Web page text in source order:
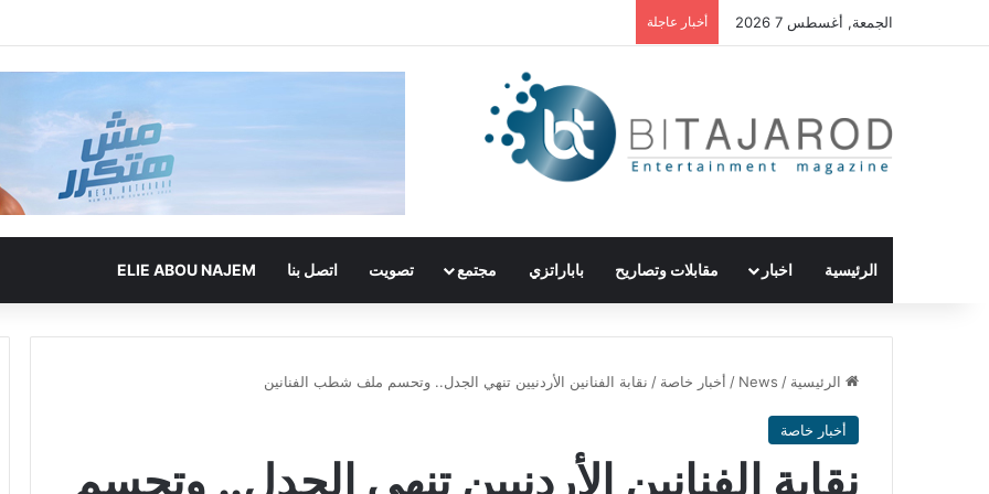
الجمعة, أغسطس 7 2026 أخبار عاجلة
الرئيسية اخبار مقابلات وتصاريح باباراتزي مجتمع تصويت اتصل بنا ELIE ABOU NAJEM
الرئيسية /
News
/ أخبار خاصة / نقابة الفنانين الأردنيين تنهي الجدل.. وتحسم ملف شطب الفنانين
أخبار خاصة
نقابة الفنانين الأردنيين تنهي الجدل.. وتحسم